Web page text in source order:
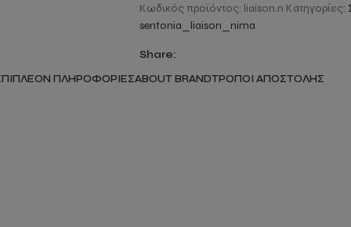
Κωδικός προϊόντος: liaison.n Κατηγορίες:
sentonia_liaison_nima
Share:
ΠΛΗΡΟΦΟΡΊΕΣABOUT BRANDΤΡΌΠΟΙ ΑΠΟΣΤΟΛΉΣ